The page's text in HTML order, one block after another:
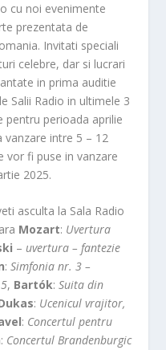
cu noi evenimente
prezentata de
Invitati speciali
celebre, dar si lucrari
in prima auditie
Salii Radio in ultimele 3
pentru perioada aprilie
vanzare intre 5 – 12
vor fi puse in vanzare
2025.
asculta la Sala Radio
Mozart: Uvertura
– uvertura – fantezie
:Simfonia nr. 3 –
, Bartók:Suita din
: Ucenicul vrajitor,
: Concertul pentru
: Concertul Brandenburgic